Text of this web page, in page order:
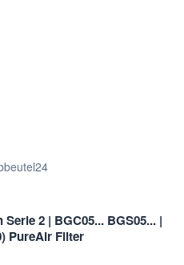
2 | BGC05... BGS05... |
PureAir Filter